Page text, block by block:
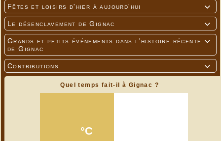

Fêtes et loisirs d'hier à aujourd'hui

Le désenclavement de Gignac

Grands et petits événements dans l'histoire récente
de Gignac

Contributions
Quel temps fait-il à Gignac ?